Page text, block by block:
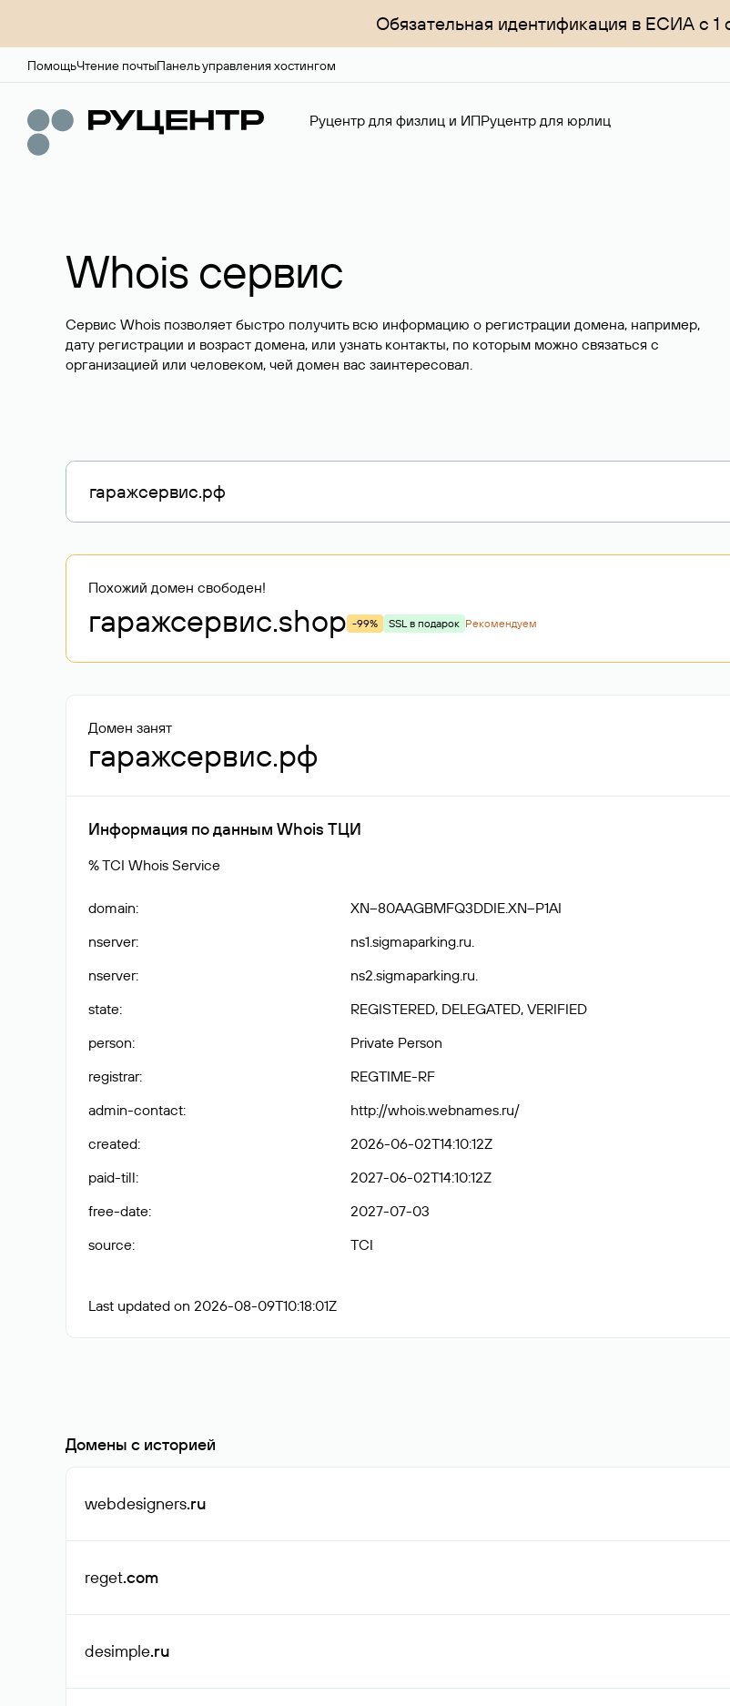
Обязательная идентификация в ЕСИА с 1
ПомощьЧтение почтыПанель управления хостингом
Руцентр для физлиц и ИПРуцентр для юрлиц
Whois сервис
Сервис Whois позволяет быстро получить всю информацию о регистрации домена, например,
дату регистрации и возраст домена, или узнать контакты, по которым можно связаться с
организацией или человеком, чей домен вас заинтересовал.
Похожий домен свободен!
гаражсервис.shop -99% SSL в подарок Рекомендуем
Домен занят
гаражсервис.рф
Информация по данным Whois ТЦИ
% TCI Whois Service
domain:
XN--80AAGBMFQ3DDIE.XN--P1AI
nserver:
ns1.sigmaparking.ru.
nserver:
ns2.sigmaparking.ru.
state:
REGISTERED, DELEGATED, VERIFIED
person:
Private Person
registrar:
REGTIME-RF
admin-contact:
http://whois.webnames.ru/
created:
2026-06-02T14:10:12Z
paid-till:
2027-06-02T14:10:12Z
free-date:
2027-07-03
source: TCI
Last updated on 2026-08-09T10:18:01Z
Домены с историей
webdesigners.ru
reget.com
desimple.ru